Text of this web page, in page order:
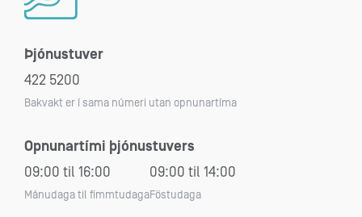
Þjónustuver
422 5200
Bakvakt er í sama númeri utan opnunartíma
Opnunartími þjónustuvers
09:00 til 16:00
Mánudaga til fimmtudaga
09:00 til 14:00
Föstudaga